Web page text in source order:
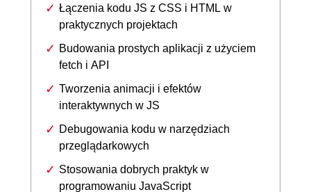
Łączenia kodu JS z CSS i HTML w
praktycznych projektach
Budowania prostych aplikacji z użyciem
fetch i API
Tworzenia animacji i efektów
interaktywnych w JS
Debugowania kodu w narzędziach
przeglądarkowych
Stosowania dobrych praktyk w
programowaniu JavaScript